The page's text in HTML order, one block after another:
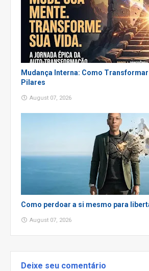
Mudança Interna: Como Transformar
Pilares
August 07, 2026
Como perdoar a si mesmo para
August 07, 2026
Deixe seu comentário